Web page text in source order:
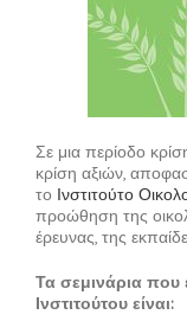
Σε μια περίοδο
κρίση αξιών,
το Ινστιτούτο
προώθηση της
έρευνας, της
Τα σεμινάρια που
Ινστιτούτου είναι: